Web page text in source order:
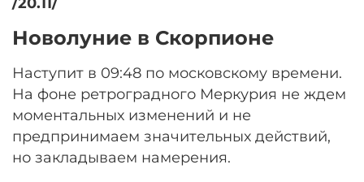
Новолуние в Скорпионе
Наступит в 09:48 по московскому времени.
На фоне ретроградного Меркурия не ждем
моментальных изменений и не
предпринимаем значительных действий,
но закладываем намерения.